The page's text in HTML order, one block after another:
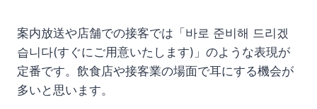
案内放送や店舗での接客では「바로 준비해 드리겠
습니다(すぐにご用意いたします)」のような表現が
定番です。飲食店や接客業の場面で耳にする機会が
多いと思います。